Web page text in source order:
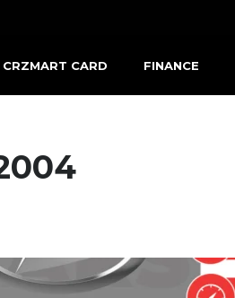
CRZMART CARD FINANCE